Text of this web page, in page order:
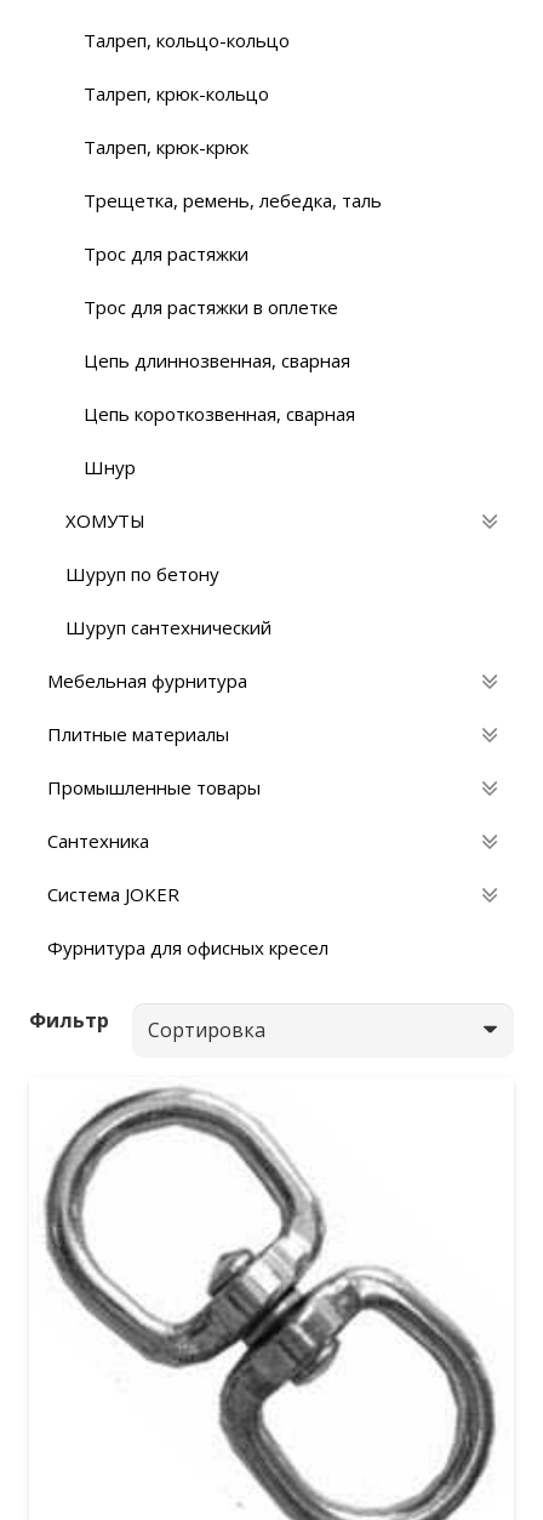
Талреп, кольцо-кольцо
Талреп, крюк-кольцо
Талреп, крюк-крюк
Трещетка, ремень, лебедка, таль
Трос для растяжки
Трос для растяжки в оплетке
Цепь длиннозвенная, сварная
Цепь короткозвенная, сварная
Шнур
ХОМУТЫ
Шуруп по бетону
Шуруп сантехнический
Мебельная фурнитура
Плитные материалы
Промышленные товары
Сантехника
Система JOKER
Фурнитура для офисных кресел
Фильтр